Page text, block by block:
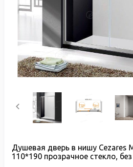
Душевая дверь в нишу Cezares
110*190 прозрачное стекло,